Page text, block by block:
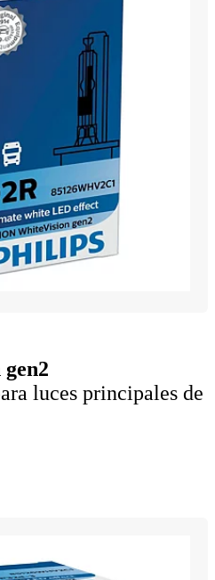
luces principales de